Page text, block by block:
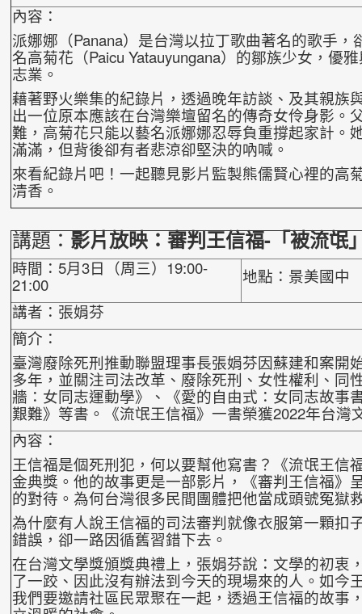
內容：
派娜娜（Panana）是台灣以拉丁歌曲著名的歌手，
名高菊花（Paicu Yatauyungana）的鄒族少女，優
志業。
藉著野火樂集的紀錄片，透過晚年訪談、及其親族
出一位原本應該在台灣樂壇留名的傳奇女伶身影。
難，高菊花只能以藝名派娜娜忍辱負重撐起家計。
滿滿，但背後卻有者悲涼卻堅決的吶喊。
來看紀錄片吧！一起聽見影片監製熊儒賢心裡的高
清香。
講題：影片放映：審判王信福-「被流氓
時間：5月3日（周三）19:00-
21:00
地點：景美國中
講者：張娟芬
簡介：
臺灣廢除死刑推動聯盟理事長張娟芬因蘇建和案開
多年，並關注司法改革、廢除死刑、女性權利、同
牆：女同志運動學》、《愛的自由式：女同志故事
艱難》等書。《流氓王信福》一書榮獲2022年台灣
內容：
王信福是個死刑犯，何以要幫他寫書？《流氓王信
金典獎。他的故事更是一部影片，《審判王信福》
的對待。為何台灣很多民間團體把他當成頭號冤獄
為什麼有人說王信福的司法審判就像衣服第一顆扣
錯誤，卻一路因循舊習錯下去。
在台灣文學獎頒獎典禮上，張娟芬說：文學的初衷
了一跤、因此沒有辦法到今天的現場來的人。如今
我們要邀請社區民眾聚在一起，透過王信福的故事